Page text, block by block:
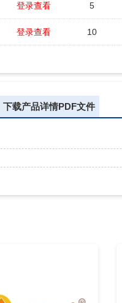
登录查看 5
登录查看 10
下载产品详情PDF文件